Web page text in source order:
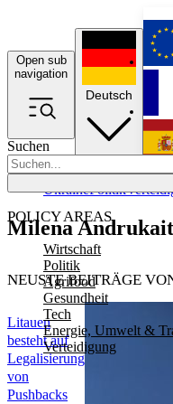
Open sub
navigation
Suchen
POLICY AREAS
Wirtschaft
Politik
Agrifood
Gesundheit
Tech
Energie, Umwelt &
Verteidigung
UkrainePolitik
Deutsch
Milena
NEUSTE BEITRÄGE
Litauen
besteht auf
Legalisierung
von
Pushbacks